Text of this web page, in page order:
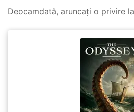
Deocamdată, aruncați o privire la